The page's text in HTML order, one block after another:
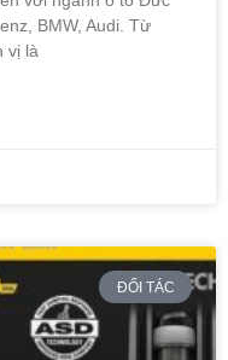
BMW, Audi. Từ
vị là
ĐỐI TÁC